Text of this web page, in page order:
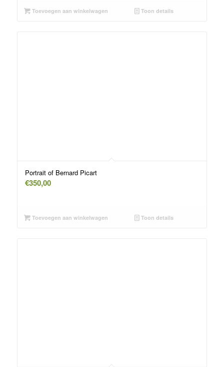
Toevoegen aan winkelwagen Toon details
Portrait of Bernard Picart
€350,00
Toevoegen aan winkelwagen Toon details